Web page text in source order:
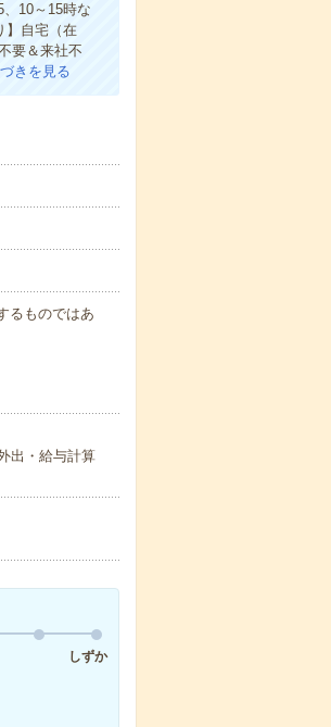
10～15時な
】自宅（在
要＆来社不
きを見る
るものではあ
出・給与計算
しずか